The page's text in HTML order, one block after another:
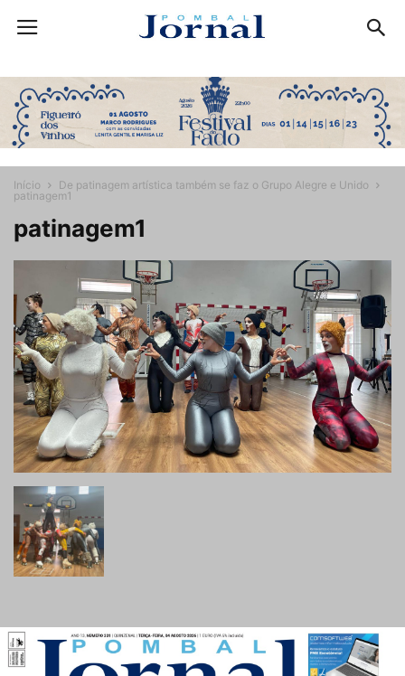
Início
De patinagem artística também se faz o Grupo Alegre e Unido
patinagem1
patinagem1